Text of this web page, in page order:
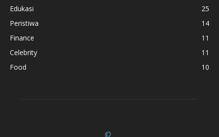
Edukasi
25
Peristiwa
14
Finance
11
Celebrity
11
Food
10